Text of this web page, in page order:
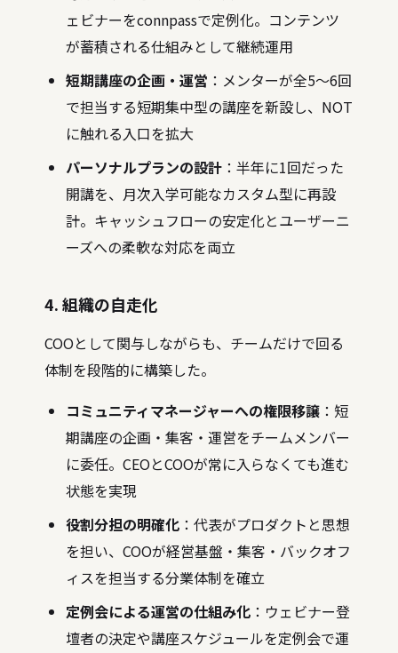
ェビナーをconnpassで定例化。コンテンツ
が蓄積される仕組みとして継続運用
短期講座の企画・運営 ：メンターが全5〜6回
で担当する短期集中型の講座を新設し、NOT
に触れる入口を拡大
パーソナルプランの設計 ：半年に1回だった
開講を、月次入学可能なカスタム型に再設
計。キャッシュフローの安定化とユーザーニ
ーズへの柔軟な対応を両立
4. 組織の自走化
COOとして関与しながらも、チームだけで回る
体制を段階的に構築した。
コミュニティマネージャーへの権限移譲 ：短
期講座の企画・集客・運営をチームメンバー
に委任。CEOとCOOが常に入らなくても進む
状態を実現
役割分担の明確化 ：代表がプロダクトと思想
を担い、COOが経営基盤・集客・バックオフ
ィスを担当する分業体制を確立
定例会による運営の仕組み化 ：ウェビナー登
壇者の決定や講座スケジュールを定例会で運